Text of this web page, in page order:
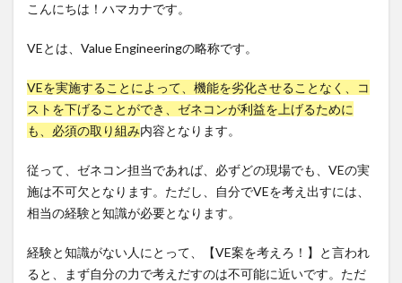
こんにちは！ハマカナです。
VEとは、Value Engineeringの略称です。
VEを実施することによって、機能を劣化させることなく、コ
ストを下げることができ、ゼネコンが利益を上げるために
も、必須の取り組み内容となります。
従って、ゼネコン担当であれば、必ずどの現場でも、VEの実
施は不可欠となります。ただし、自分でVEを考え出すには、
相当の経験と知識が必要となります。
経験と知識がない人にとって、【VE案を考えろ！】と言われ
ると、まず自分の力で考えだすのは不可能に近いです。ただ